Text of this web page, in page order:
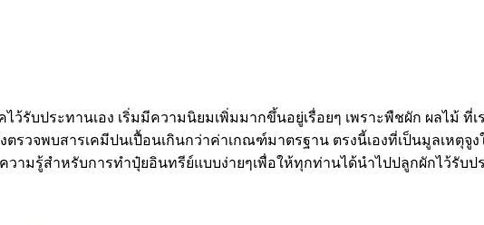
ประทานเอง เริ่มมีความนิยมเพิ่มมากขึ้นอยู่เรื่อยๆ เพราะพืชผัก ผลไม้ ที่
รวจพบสารเคมีปนเปื้อนเกินกว่าค่าเกณฑ์มาตรฐาน ตรงนี้เองที่เป็นมูลเหตุ
ามรู้สำหรับการทำปุ๋ยอินทรีย์แบบง่ายๆเพื่อให้ทุกท่านได้นำไปปลูกผักไว้รับป